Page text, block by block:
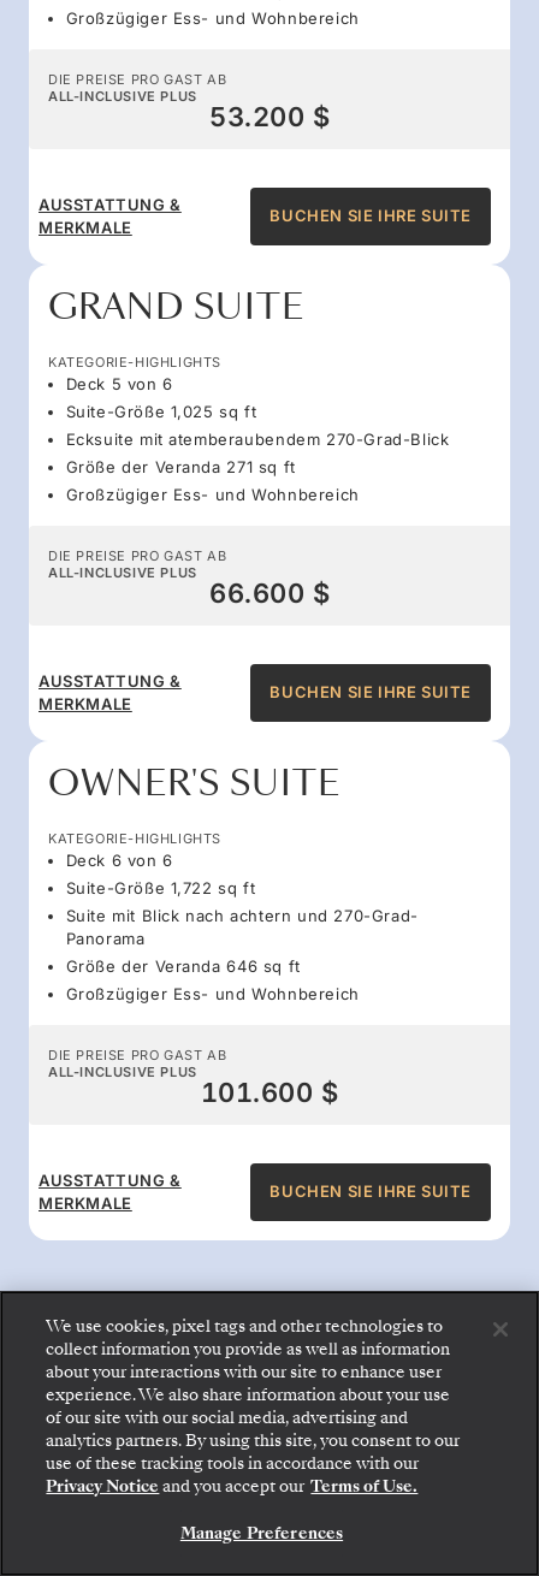
Großzügiger Ess- und Wohnbereich
DIE PREISE PRO GAST AB
ALL-INCLUSIVE PLUS
53.200 $
AUSSTATTUNG &
MERKMALE
BUCHEN SIE IHRE SUITE
GRAND SUITE
KATEGORIE-HIGHLIGHTS
Deck 5 von 6
Suite-Größe 1,025 sq ft
Ecksuite mit atemberaubendem 270-Grad-Blick
Größe der Veranda 271 sq ft
Großzügiger Ess- und Wohnbereich
DIE PREISE PRO GAST AB
ALL-INCLUSIVE PLUS
66.600 $
AUSSTATTUNG &
MERKMALE
BUCHEN SIE IHRE SUITE
OWNER'S SUITE
KATEGORIE-HIGHLIGHTS
Deck 6 von 6
Suite-Größe 1,722 sq ft
Suite mit Blick nach achtern und 270-Grad-
Panorama
Größe der Veranda 646 sq ft
Großzügiger Ess- und Wohnbereich
DIE PREISE PRO GAST AB
ALL-INCLUSIVE PLUS
101.600 $
AUSSTATTUNG &
MERKMALE
BUCHEN SIE IHRE SUITE
All-inclusive-Leistungen an
Bord
Genießen Sie den Komfort, für den Silversea
Butlerservice, erstklassige Unterhaltung und
Gehen Sie an Bord: Wählen Sie Ihre Suite und
prüfen Sie die Preise und Inklusivleistungen, bevor
Sie Ihre Silversea-Reise sicher bestätigen.
BUCHEN SIE IHRE SUITE
We use cookies, pixel tags and other technologies to
collect information you provide as well as information
about your interactions with our site to enhance user
experience. We also share information about your use
of our site with our social media, advertising and
analytics partners. By using this site, you consent to our
use of these tracking tools in accordance with our
Privacy Notice and you accept our Terms of Use.
Manage Preferences